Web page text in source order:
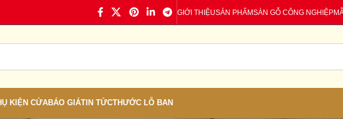
GIỚI THIỆUSẢN PHẨMSÀN GỖ CÔNG NGHIỆP
KIỆN CỬABÁO GIÁTIN TỨCTHƯỚC LỖ BAN